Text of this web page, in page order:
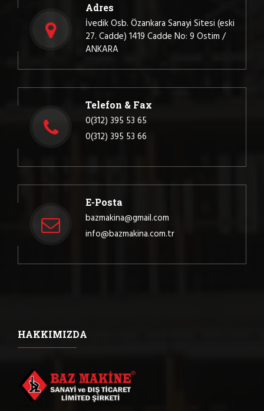
Adres
İvedik Osb. Özankara Sanayi Sitesi (eski
27. Cadde) 1419 Cadde No: 9 Ostim /
ANKARA
Telefon & Fax
0(312) 395 53 65
0(312) 395 53 66
E-Posta
bazmakina@gmail.com
info@bazmakina.com.tr
HAKKIMIZDA